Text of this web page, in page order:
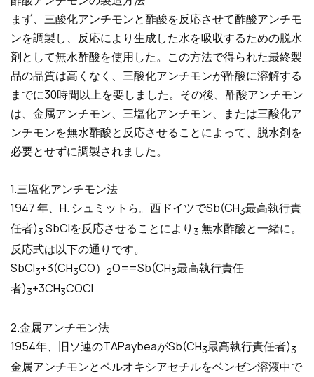
まず、三酸化アンチモンと酢酸を反応させて酢酸アンチモ
ンを調製し、反応により生成した水を吸収するための脱水
剤として無水酢酸を使用した。この方法で得られた最終製
品の品質は高くなく、三酸化アンチモンが酢酸に溶解する
までに30時間以上を要しました。その後、酢酸アンチモン
は、金属アンチモン、三塩化アンチモン、または三酸化ア
ンチモンを無水酢酸と反応させることによって、脱水剤を
必要とせずに調製されました。
1.三塩化アンチモン法
1947 年、H. シュミットら。西ドイツでSb(CH3最高執行責
任者)3 SbClを反応させることにより 3 無水酢酸と一緒に。
反応式は以下の通りです。
SbCl3+3(CH3CO） 2O==Sb(CH3最高執行責任
者)3+3CH3COCl
2.金属アンチモン法
1954年、旧ソ連のTAPaybeaがSb(CH3最高執行責任者)3
金属アンチモンとペルオキシアセチルをベンゼン溶液中で